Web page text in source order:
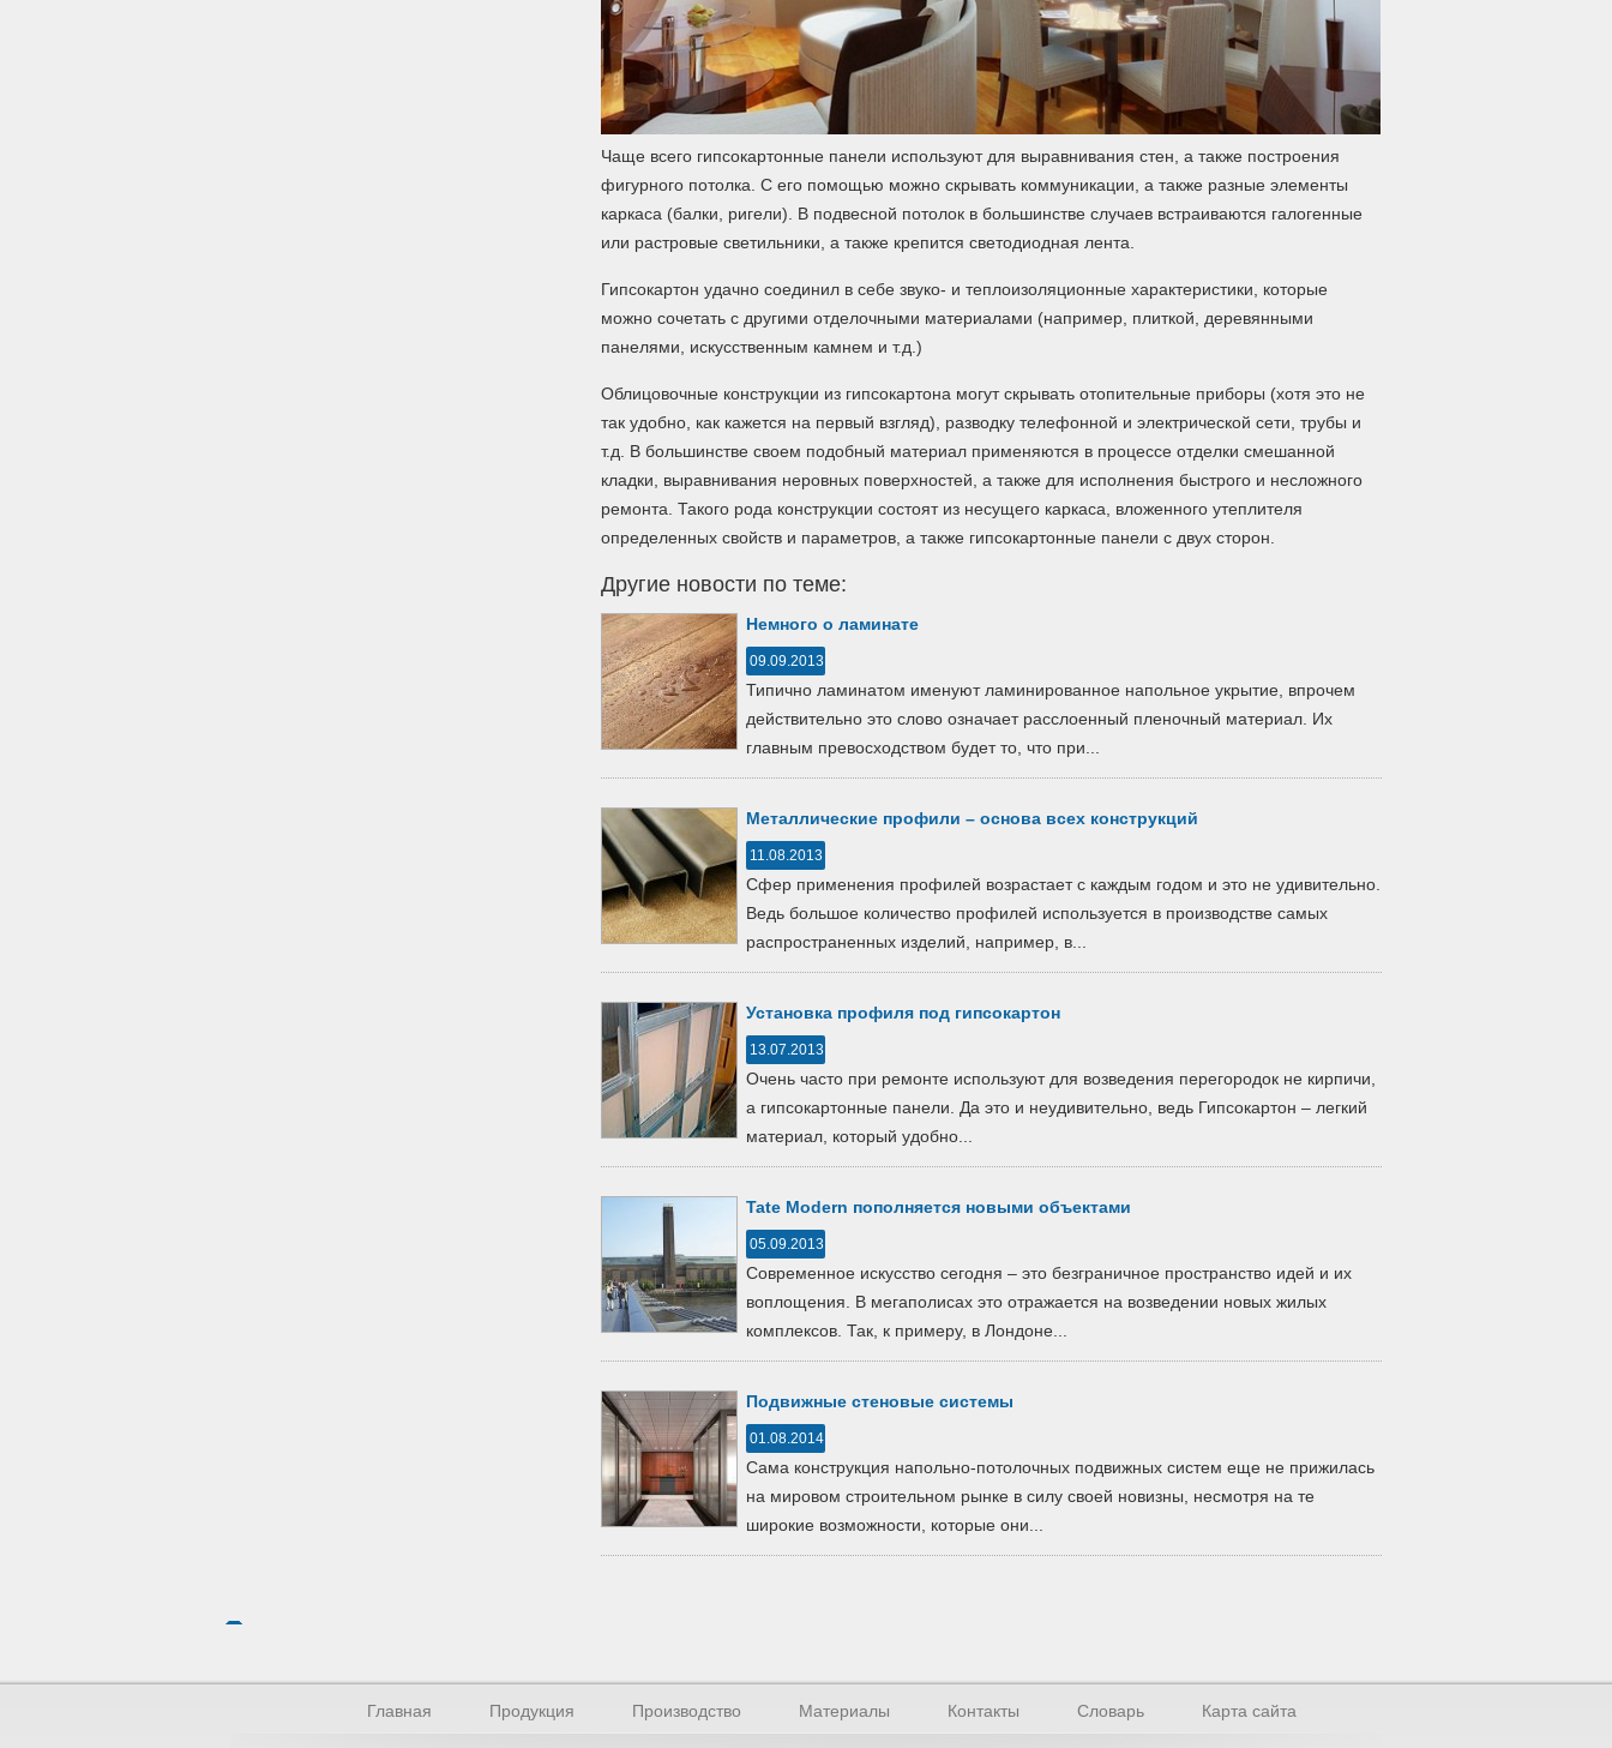
Чаще всего гипсокартонные панели используют для выравнивания стен, а также построения
фигурного потолка. С его помощью можно скрывать коммуникации, а также разные элементы
каркаса (балки, ригели). В подвесной потолок в большинстве случаев встраиваются галогенные
или растровые светильники, а также крепится светодиодная лента.
Гипсокартон удачно соединил в себе звуко- и теплоизоляционные характеристики, которые
можно сочетать с другими отделочными материалами (например, плиткой, деревянными
панелями, искусственным камнем и т.д.)
Облицовочные конструкции из гипсокартона могут скрывать отопительные приборы (хотя это не
так удобно, как кажется на первый взгляд), разводку телефонной и электрической сети, трубы и
т.д. В большинстве своем подобный материал применяются в процессе отделки смешанной
кладки, выравнивания неровных поверхностей, а также для исполнения быстрого и несложного
ремонта. Такого рода конструкции состоят из несущего каркаса, вложенного утеплителя
определенных свойств и параметров, а также гипсокартонные панели с двух сторон.
Другие новости по теме:
Немного о ламинате
09.09.2013
Типично ламинатом именуют ламинированное напольное укрытие, впрочем
действительно это слово означает расслоенный пленочный материал. Их
главным превосходством будет то, что при...
Металлические профили – основа всех конструкций
11.08.2013
Сфер применения профилей возрастает с каждым годом и это не удивительно.
Ведь большое количество профилей используется в производстве самых
распространенных изделий, например, в...
Установка профиля под гипсокартон
13.07.2013
Очень часто при ремонте используют для возведения перегородок не кирпичи,
а гипсокартонные панели. Да это и неудивительно, ведь Гипсокартон – легкий
материал, который удобно...
Tate Modern пополняется новыми объектами
05.09.2013
Современное искусство сегодня – это безграничное пространство идей и их
воплощения. В мегаполисах это отражается на возведении новых жилых
комплексов. Так, к примеру, в Лондоне...
Подвижные стеновые системы
01.08.2014
Сама конструкция напольно-потолочных подвижных систем еще не прижилась
на мировом строительном рынке в силу своей новизны, несмотря на те
широкие возможности, которые они...
Главная Продукция Производство Материалы Контакты Словарь Карта сайта